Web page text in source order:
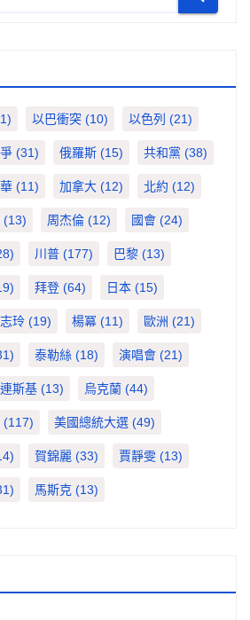
以巴衝突 (10) 以色列 (21)
(31) 俄羅斯 (15) 共和黨 (38)
(11) 加拿大 (12) 北約 (12)
(13) 周杰倫 (12) 國會 (24)
川普 (177) 巴黎 (13)
拜登 (64) 日本 (15)
玲 (19) 楊冪 (11) 歐洲 (21)
泰勒絲 (18) 演唱會 (21)
斯基 (13) 烏克蘭 (44)
(117) 美國總統大選 (49)
賀錦麗 (33) 賈靜雯 (13)
馬斯克 (13)